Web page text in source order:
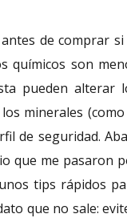
de comprar
químicos son
pueden alterar
minerales
de seguridad.
que me pasaron
tips rápidos
que no sale: